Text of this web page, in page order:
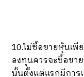
10.ไม่ซื้อขายหุ้นเ
ลงทุนควรจะซื้อขา
นั้นตั้งแต่แรกมีการ